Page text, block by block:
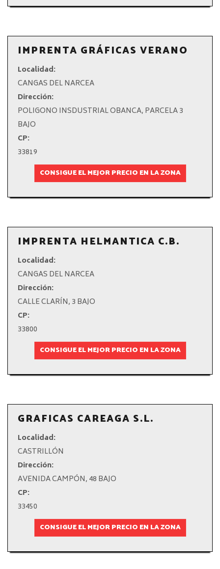
IMPRENTA GRÁFICAS VERANO
Localidad:
CANGAS DEL NARCEA
Dirección:
POLIGONO INSDUSTRIAL OBANCA, PARCELA 3
BAJO
CP:
33819
CONSIGUE EL MEJOR PRECIO EN LA ZONA
IMPRENTA HELMANTICA C.B.
Localidad:
CANGAS DEL NARCEA
Dirección:
CALLE CLARÍN, 3 BAJO
CP:
33800
CONSIGUE EL MEJOR PRECIO EN LA ZONA
GRAFICAS CAREAGA S.L.
Localidad:
CASTRILLÓN
Dirección:
AVENIDA CAMPÓN, 48 BAJO
CP:
33450
CONSIGUE EL MEJOR PRECIO EN LA ZONA